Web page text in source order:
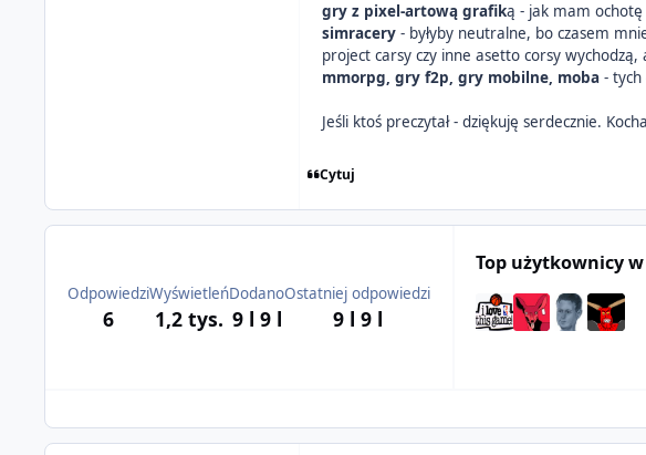
gry z pixel-artową grafiką - jak mam
simracery - byłyby neutralne, bo czasem
project carsy czy inne asetto corsy
mmorpg, gry f2p, gry mobilne, moba - tych
Jeśli ktoś preczytał - dziękuję serdecznie.
Cytuj
Odpowiedzi
6
Wyświetleń
1,2 tys.
Dodano
9 l 9 l
Ostatniej odpowiedzi
9 l 9 l
Top użytkownicy